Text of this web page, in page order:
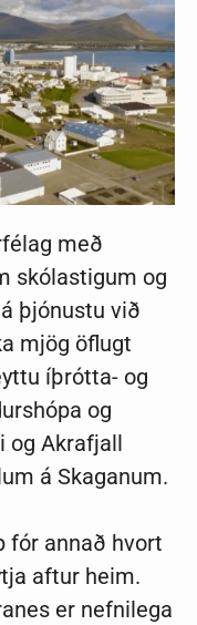
með
skólastigum og
þjónustu við
mjög öflugt
íþrótta- og
og
og Akrafjall
á Skaganum.
fór annað hvort
aftur heim.
er nefnilega